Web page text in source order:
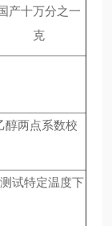
产十万分之一
克
醇两点系数校
试特定温度下